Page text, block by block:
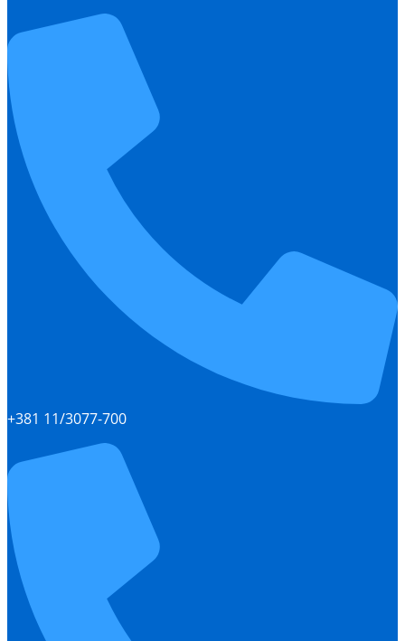
+381 11/3077-700